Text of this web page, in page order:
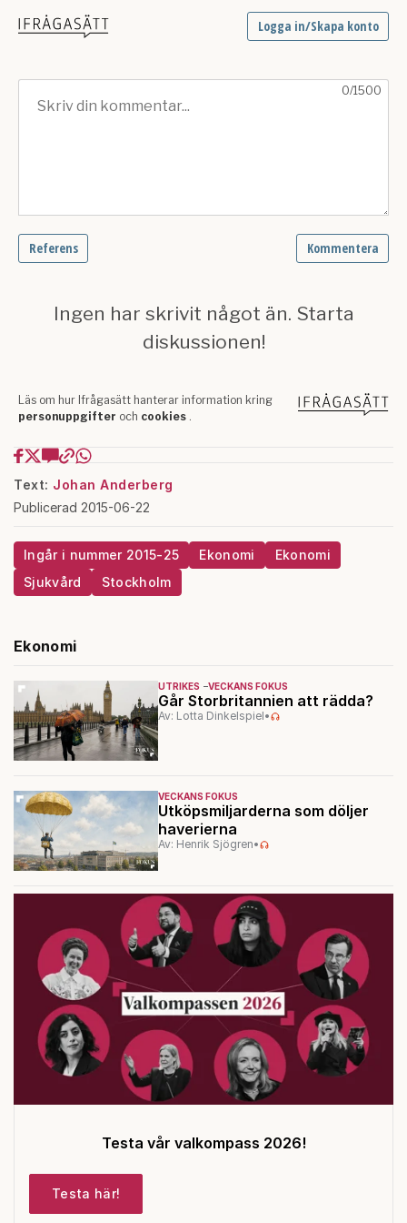
Text: Johan Anderberg
Publicerad 2015-06-22
Ingår i nummer 2015-25 Ekonomi
Ekonomi
Sjukvård
Stockholm
Ekonomi
UTRIKES VECKANS FOKUS
Går Storbritannien att rädda?
Av: Lotta Dinkelspiel•
VECKANS FOKUS
Utköpsmiljarderna som döljer
haverierna
Av: Henrik Sjögren•
Testa vår valkompass 2026!
Testa här!